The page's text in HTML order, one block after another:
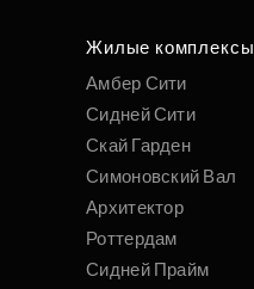
Жилые комплексы
Амбер Сити
Сидней Сити
Скай Гарден
Симоновский Вал
Архитектор
Роттердам
Сидней Прайм